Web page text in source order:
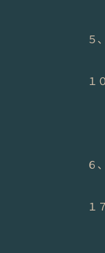
５
１
６
１